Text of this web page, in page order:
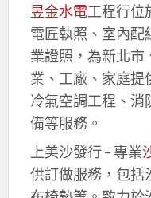
昱金水電工程行位
電匠執照、室內配
業證照，為新北市
業、工廠、家庭提
冷氣空調工程、消
備等服務。
上美沙發行 – 專業
供訂做服務，包括